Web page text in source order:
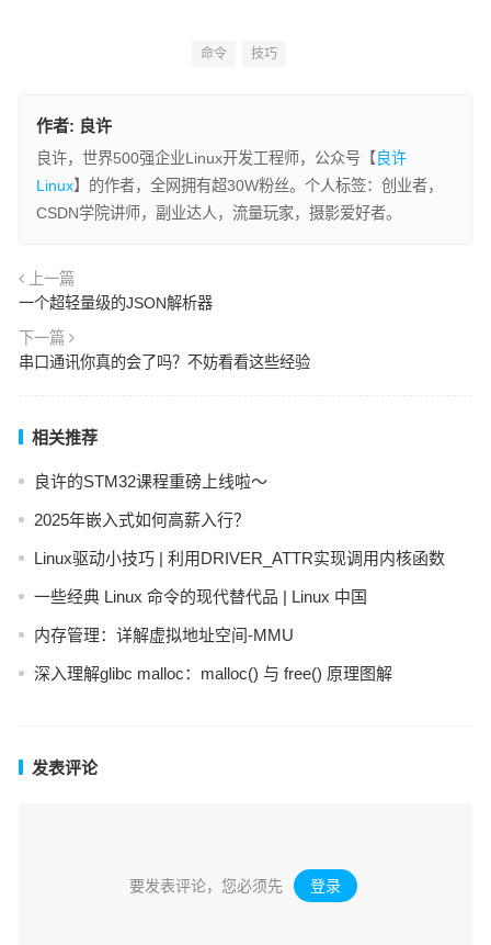
命令 技巧
作者: 良许
良许，世界500强企业Linux开发工程师，公众号【 良许
Linux】的作者，全网拥有超30W粉丝。个人标签：创业者，
CSDN学院讲师，副业达人，流量玩家，摄影爱好者。
上一篇
一个超轻量级的JSON解析器
下一篇
串口通讯你真的会了吗？不妨看看这些经验
相关推荐
良许的STM32课程重磅上线啦～
2025年嵌入式如何高薪入行？
Linux驱动小技巧 | 利用DRIVER_ATTR实现调用内核函数
一些经典 Linux 命令的现代替代品 | Linux 中国
内存管理：详解虚拟地址空间-MMU
深入理解glibc malloc：malloc() 与 free() 原理图解
发表评论
要发表评论，您必须先 登录 。